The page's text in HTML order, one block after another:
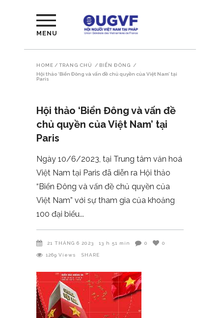
MENU
HOME / TRANG CHỦ / BIỂN ĐÔNG
/
Hội thảo ‘Biển Đông và vấn đề chủ quyền của Việt Nam’ tại
Paris
Hội thảo ‘Biển Đông và vấn đề
chủ quyền của Việt Nam’ tại
Paris
Ngày 10/6/2023, tại Trung tâm văn hoá
Việt Nam tại Paris đã diễn ra Hội thảo
“Biển Đông và vấn đề chủ quyền của
Việt Nam” với sự tham gia của khoảng
100 đại biểu
21 THÁNG 6 2023 13 h 51 min 0 0
1269 Views SHARE